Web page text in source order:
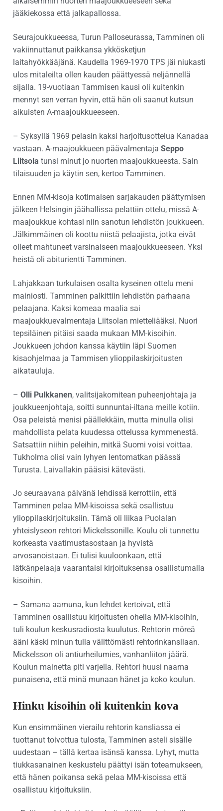
jääkiekossa että jalkapallossa.
Seurajoukkueessa, Turun Palloseurassa, Tamminen oli
vakiinnuttanut paikkansa ykkösketjun
laitahyökkääjänä. Kaudella 1969-1970 TPS jäi niukasti
ulos mitaleilta ollen kauden päättyessä neljännellä
sijalla. 19-vuotiaan Tammisen kausi oli kuitenkin
mennyt sen verran hyvin, että hän oli saanut kutsun
aikuisten A-maajoukkueeseen.
– Syksyllä 1969 pelasin kaksi harjoitusottelua Kanadaa
vastaan. A-maajoukkueen päävalmentaja Seppo
Liitsola tunsi minut jo nuorten maajoukkueesta. Sain
tilaisuuden ja käytin sen, kertoo Tamminen.
Ennen MM-kisoja kotimaisen sarjakauden päättymisen
jälkeen Helsingin jäähallissa pelattiin ottelu, missä A-
maajoukkue kohtasi niin sanotun lehdistön joukkueen.
Jälkimmäinen oli koottu niistä pelaajista, jotka eivät
olleet mahtuneet varsinaiseen maajoukkueeseen. Yksi
heistä oli abiturientti Tamminen.
Lahjakkaan turkulaisen osalta kyseinen ottelu meni
mainiosti. Tamminen palkittiin lehdistön parhaana
pelaajana. Kaksi komeaa maalia sai
maajoukkuevalmentaja Liitsolan mietteliääksi. Nuori
tepsiläinen pitäisi saada mukaan MM-kisoihin.
Joukkueen johdon kanssa käytiin läpi Suomen
kisaohjelmaa ja Tammisen ylioppilaskirjoitusten
aikatauluja.
– Olli Pulkkanen, valitsijakomitean puheenjohtaja ja
joukkueenjohtaja, soitti sunnuntai-iltana meille kotiin.
Osa peleistä menisi päällekkäin, mutta minulla olisi
mahdollista pelata kuudessa ottelussa kymmenestä.
Satsattiin niihin peleihin, mitkä Suomi voisi voittaa.
Tukholma olisi vain lyhyen lentomatkan päässä
Turusta. Laivallakin pääsisi kätevästi.
Jo seuraavana päivänä lehdissä kerrottiin, että
Tamminen pelaa MM-kisoissa sekä osallistuu
ylioppilaskirjoituksiin. Tämä oli liikaa Puolalan
yhteislyseon rehtori Mickelssonille. Koulu oli tunnettu
korkeasta vaatimustasostaan ja hyvistä
arvosanoistaan. Ei tulisi kuuloonkaan, että
lätkänpelaaja vaarantaisi kirjoituksensa osallistumalla
kisoihin.
– Samana aamuna, kun lehdet kertoivat, että
Tamminen osallistuu kirjoitusten ohella MM-kisoihin,
tuli koulun keskusradiosta kuulutus. Rehtorin möreä
ääni käski minun tulla välittömästi rehtorinkansliaan.
Mickelsson oli antiurheilumies, vanhanliiton jäärä.
Koulun mainetta piti varjella. Rehtori huusi naama
punaisena, että minä munaan hänet ja koko koulun.
Hinku kisoihin oli kuitenkin kova
Kun ensimmäinen vierailu rehtorin kansliassa ei
tuottanut toivottua tulosta, Tamminen asteli sisälle
uudestaan – tällä kertaa isänsä kanssa. Lyhyt, mutta
tiukkasanainen keskustelu päättyi isän toteamukseen,
että hänen poikansa sekä pelaa MM-kisoissa että
osallistuu kirjoituksiin.